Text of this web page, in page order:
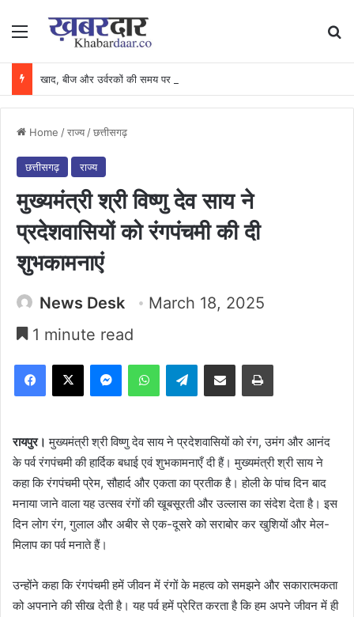
Menu
Home /राज्य /छत्तीसगढ़
छत्तीसगढ़ राज्य
मुख्यमंत्री श्री विष्णु देव साय ने
प्रदेशवासियों को रंगपंचमी की दी
शुभकामनाएं
News Desk
March 18, 2025
1 minute read
Facebook
X MessengerWhatsAppTelegramShare via Email Print
रायपुर। मुख्यमंत्री श्री विष्णु देव साय ने प्रदेशवासियों को रंग, उमंग और आनंद
के पर्व रंगपंचमी की हार्दिक बधाई एवं शुभकामनाएँ दी हैं। मुख्यमंत्री श्री साय ने
कहा कि रंगपंचमी प्रेम, सौहार्द और एकता का प्रतीक है। होली के पांच दिन बाद
मनाया जाने वाला यह उत्सव रंगों की खूबसूरती और उल्लास का संदेश देता है। इस
दिन लोग रंग, गुलाल और अबीर से एक-दूसरे को सराबोर कर खुशियों और मेल-
मिलाप का पर्व मनाते हैं।
उन्होंने कहा कि रंगपंचमी हमें जीवन में रंगों के महत्व को समझने और सकारात्मकता
को अपनाने की सीख देती है। यह पर्व हमें प्रेरित करता है कि हम अपने जीवन में ही